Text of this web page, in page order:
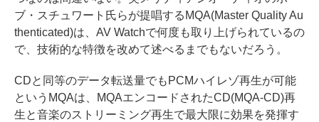
ブ・スチュワート氏らが提唱するMQA(Master Quality Au
thenticated)は、AV Watchで何度も取り上げられているの
で、技術的な特徴を改めて述べるまでもないだろう。
CDと同等のデータ転送量でもPCMハイレゾ再生が可能
というMQAは、MQAエンコードされたCD(MQA-CD)再
生と音楽のストリーミング再生で最大限に効果を発揮す